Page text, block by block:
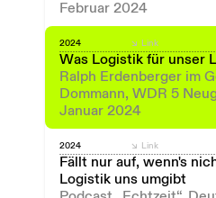
Februar 2024
2024
Was Logistik für unser
Ralph Erdenberger im
Dommann, WDR 5
Januar 2024
Link
2024
Fällt nur auf, wenn's
Logistik uns umgibt
Link